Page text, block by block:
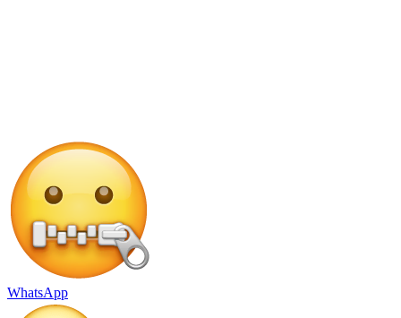
WhatsApp